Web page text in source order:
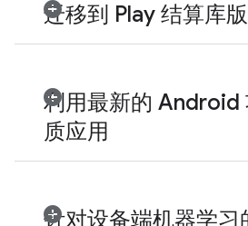
迁移到 Play 结算库
利用最新的 Android
质应用
针对设备端机器学习